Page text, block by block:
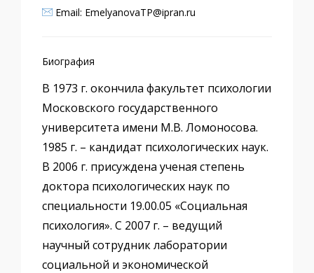
Email: EmelyanovaTP@ipran.ru
Биография
В 1973 г. окончила факультет психологии
Московского государственного
университета имени М.В. Ломоносова.
1985 г. – кандидат психологических наук.
В 2006 г. присуждена ученая степень
доктора психологических наук по
специальности 19.00.05 «Социальная
психология». С 2007 г. – ведущий
научный сотрудник лаборатории
социальной и экономической